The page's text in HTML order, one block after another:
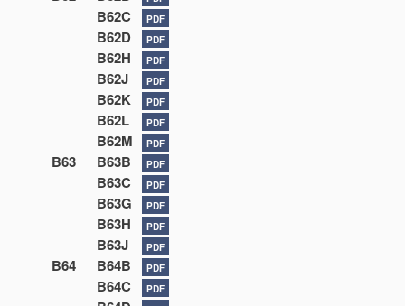
B62C PDF
B62D PDF
B62H PDF
B62J PDF
B62K PDF
B62L PDF
B62M PDF
B63 B63B PDF
B63C PDF
B63G PDF
B63H PDF
B63J PDF
B64 B64B PDF
B64C PDF